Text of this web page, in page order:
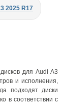
2025 R17
для Audi A3
и исполнения,
подходят диски
в соответствии с